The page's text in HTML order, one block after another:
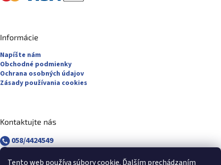
Tento web používa súbory cookie. Ďalším prechádzaním
Informácie
Napíšte nám
Obchodné podmienky
Ochrana osobných údajov
Zásady používania cookies
Kontaktujte nás
058/4424549
058/4882830
revuca@majsterpapier.sk